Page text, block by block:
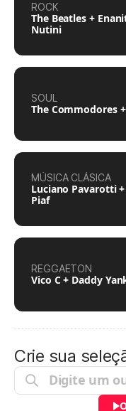
ROCK
The Beatles +
Nutini
SOUL
The Commodores
MÚSICA CLÁSICA
Luciano Pavarotti
Piaf
REGGAETON
Vico C + Daddy
Crie sua